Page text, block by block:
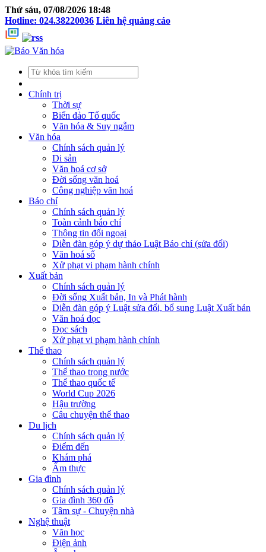
Thứ sáu, 07/08/2026 18:48
Hotline: 024.38220036 Liên hệ quảng cáo
Chính trị
Thời sự
Biển đảo Tổ quốc
Văn hóa & Suy ngẫm
Văn hóa
Chính sách quản lý
Di sản
Văn hoá cơ sở
Đời sống văn hoá
Công nghiệp văn hoá
Báo chí
Chính sách quản lý
Toàn cảnh báo chí
Thông tin đối ngoại
Diễn đàn góp ý dự thảo Luật Báo chí (sửa đổi)
Văn hoá số
Xử phạt vi phạm hành chính
Xuất bản
Chính sách quản lý
Đời sống Xuất bản, In và Phát hành
Diễn đàn góp ý Luật sửa đổi, bổ sung Luật Xuất bản
Văn hoá đọc
Đọc sách
Xử phạt vi phạm hành chính
Thể thao
Chính sách quản lý
Thể thao trong nước
Thể thao quốc tế
World Cup 2026
Hậu trường
Câu chuyện thể thao
Du lịch
Chính sách quản lý
Điểm đến
Khám phá
Ẩm thực
Gia đình
Chính sách quản lý
Gia đình 360 độ
Tâm sự - Chuyện nhà
Nghệ thuật
Văn học
Điện ảnh